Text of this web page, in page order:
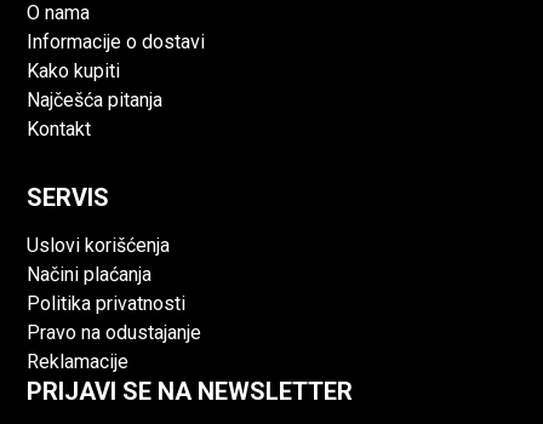
O nama
Informacije o dostavi
Kako kupiti
Najčešća pitanja
Kontakt
SERVIS
Uslovi korišćenja
Načini plaćanja
Politika privatnosti
Pravo na odustajanje
Reklamacije
PRIJAVI SE NA NEWSLETTER